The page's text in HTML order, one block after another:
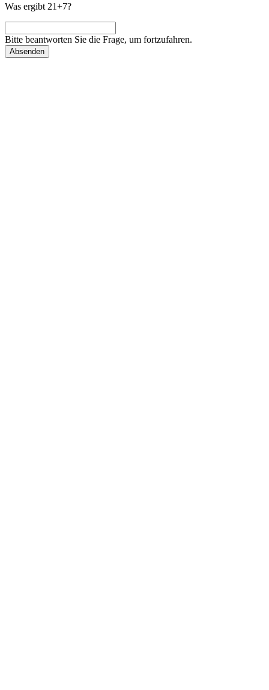
Was ergibt 21+7?
Bitte beantworten Sie die Frage, um fortzufahren.
Absenden